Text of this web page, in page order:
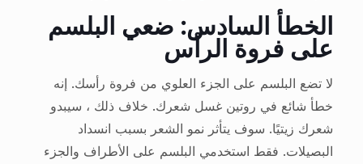
الخطأ السادس: ضعي البلسم
على فروة الرأس
لا تضع البلسم على الجزء العلوي من فروة رأسك. إنه
خطأ شائع في روتين غسل شعرك. خلاف ذلك ، سيبدو
شعرك زيتيًا. سوف يتأثر نمو الشعر بسبب انسداد
البصيلات. فقط استخدمي البلسم على الأطراف والجزء